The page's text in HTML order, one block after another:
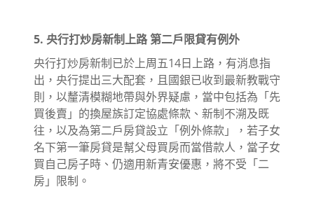
5. 央行打炒房新制上路 第二戶限貸有例外
央行打炒房新制已於上周五14日上路，有消息指
出，央行提出三大配套，且國銀已收到最新教戰守
則，以釐清模糊地帶與外界疑慮，當中包括為「先
買後賣」的換屋族訂定協處條款、新制不溯及既
往，以及為第二戶房貸設立「例外條款」，若子女
名下第一筆房貸是幫父母買房而當借款人，當子女
買自己房子時、仍適用新青安優惠，將不受「二
房」限制。